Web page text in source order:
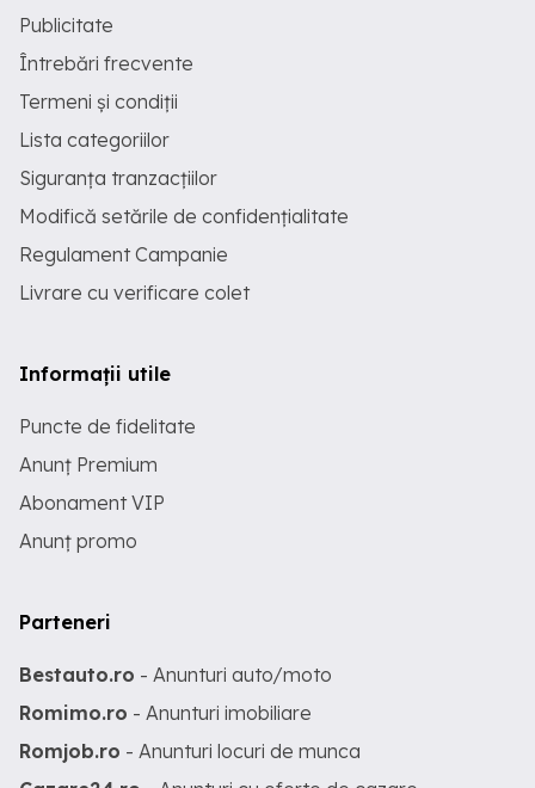
Publicitate
Întrebări frecvente
Termeni și condiții
Lista categoriilor
Siguranța tranzacțiilor
Modifică setările de confidențialitate
Regulament Campanie
Livrare cu verificare colet
Informații utile
Puncte de fidelitate
Anunț Premium
Abonament VIP
Anunț promo
Parteneri
Bestauto.ro - Anunturi auto/moto
Romimo.ro - Anunturi imobiliare
Romjob.ro - Anunturi locuri de munca